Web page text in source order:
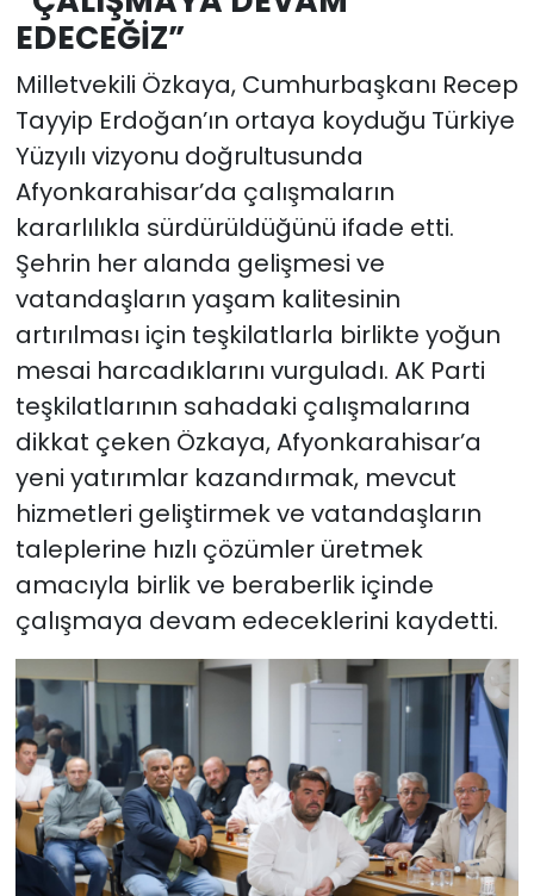
EDECEĞİZ”
Milletvekili Özkaya, Cumhurbaşkanı Recep
Tayyip Erdoğan’ın ortaya koyduğu Türkiye
Yüzyılı vizyonu doğrultusunda
Afyonkarahisar’da çalışmaların
kararlılıkla sürdürüldüğünü ifade etti.
Şehrin her alanda gelişmesi ve
vatandaşların yaşam kalitesinin
artırılması için teşkilatlarla birlikte yoğun
mesai harcadıklarını vurguladı. AK Parti
teşkilatlarının sahadaki çalışmalarına
dikkat çeken Özkaya, Afyonkarahisar’a
yeni yatırımlar kazandırmak, mevcut
hizmetleri geliştirmek ve vatandaşların
taleplerine hızlı çözümler üretmek
amacıyla birlik ve beraberlik içinde
çalışmaya devam edeceklerini kaydetti.